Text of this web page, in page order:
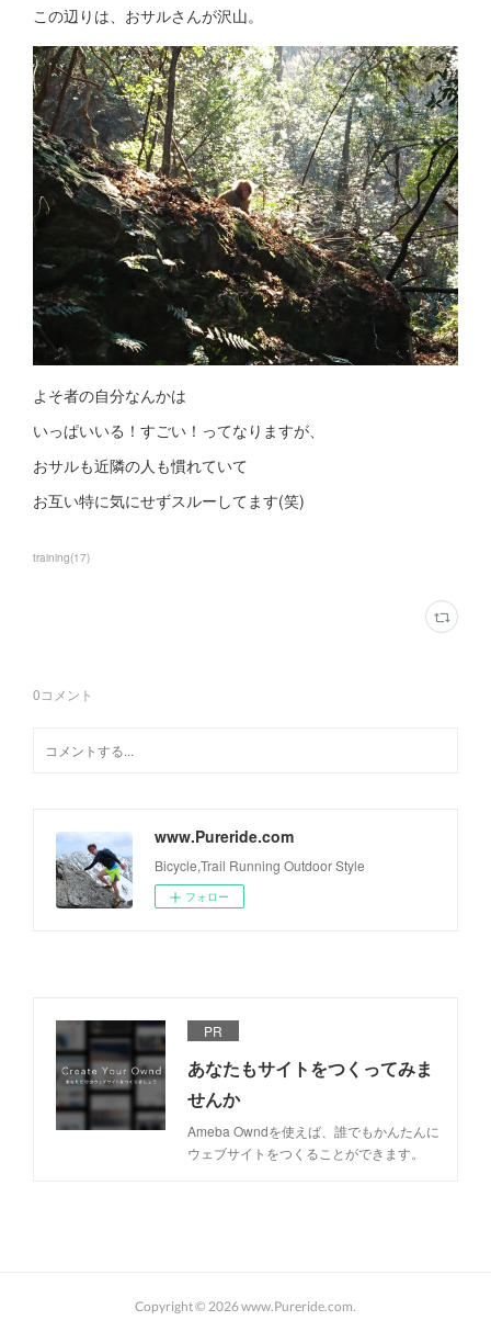
この辺りは、おサルさんが沢山。
よそ者の自分なんかは
いっぱいいる！すごい！ってなりますが、
おサルも近隣の人も慣れていて
お互い特に気にせずスルーしてます(笑)
training(17)
0コメント
www.Pureride.com
Bicycle,Trail Running Outdoor Style
フォロー
PR
あなたもサイトをつくってみま
せんか
Ameba Owndを使えば、誰でもかんたんに
ウェブサイトをつくることができます。
Copyright © 2026www.Pureride.com.